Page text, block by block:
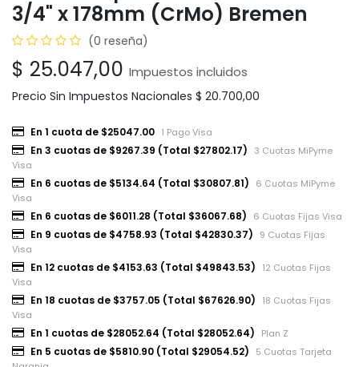
3/4" x 178mm (CrMo) Bremen
(0 reseña)
$ 25.047,00 Impuestos incluidos
Precio Sin Impuestos Nacionales $ 20.700,00
En 1 cuota de $25047.00 1 Pago Visa
En 3 cuotas de $9267.39 (Total $27802.17)
3 Cuotas MiPyme
Visa
En 6 cuotas de $5134.64 (Total $30807.81)
6 Cuotas MiPyme
Visa
En 6 cuotas de $6011.28 (Total $36067.68) 6 Cuotas Fijas Visa
En 9 cuotas de $4758.93 (Total $42830.37)
9 Cuotas Fijas
Visa
En 12 cuotas de $4153.63 (Total $49843.53)
12 Cuotas Fijas
Visa
En 18 cuotas de $3757.05 (Total $67626.90)
18 Cuotas Fijas
Visa
En 1 cuotas de $28052.64 (Total $28052.64) Plan Z
En 5 cuotas de $5810.90 (Total $29054.52)
5 Cuotas Tarjeta